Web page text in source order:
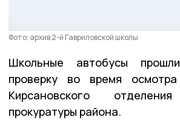
Фото: архив 2-й Гавриловской школы
Школьные автобусы
проверку во время осмотра
Кирсановского
прокуратуры района.